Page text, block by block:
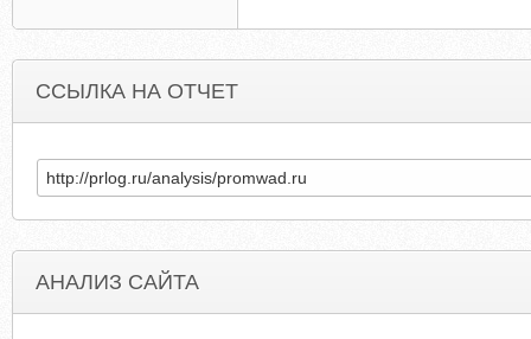
ССЫЛКА НА ОТЧЕТ
АНАЛИЗ САЙТА